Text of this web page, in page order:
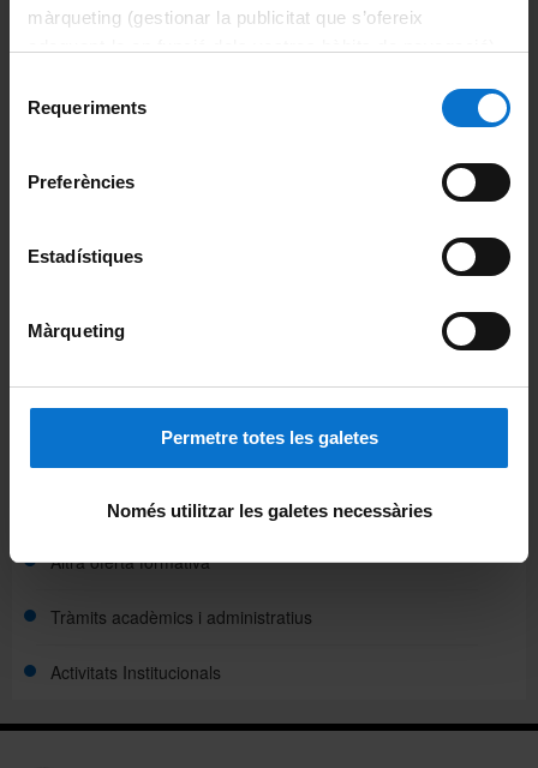
màrqueting (gestionar la publicitat que s’ofereix
consultar laPolítica de galetes del lloc web de la
Requeriments
Preferències
Estadístiques
Màrqueting
Permetre totes les galetes
Només utilitzar les galetes necessàries
Graus
Cursos superiors universitaris
Altra oferta formativa
Tràmits acadèmics i administratius
Activitats Institucionals
Portals i intranets
Campus Virtual